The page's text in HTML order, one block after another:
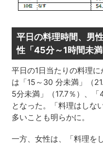
平日の料理時間、男
性「45分～1時間未
平日の1日当たりの料理
は「15～30 分未満」（
5分未満」（17.7％）、「
となった。「料理はしな
多いことも明らかに。
一方、女性は、「料理を